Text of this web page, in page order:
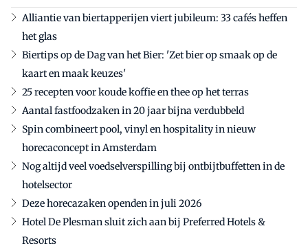
Alliantie van biertapperijen viert jubileum: 33 cafés heffen
het glas
Biertips op de Dag van het Bier: 'Zet bier op smaak op de
kaart en maak keuzes'
25 recepten voor koude koffie en thee op het terras
Aantal fastfoodzaken in 20 jaar bijna verdubbeld
Spin combineert pool, vinyl en hospitality in nieuw
horecaconcept in Amsterdam
Nog altijd veel voedselverspilling bij ontbijtbuffetten in de
hotelsector
Deze horecazaken openden in juli 2026
Hotel De Plesman sluit zich aan bij Preferred Hotels &
Resorts